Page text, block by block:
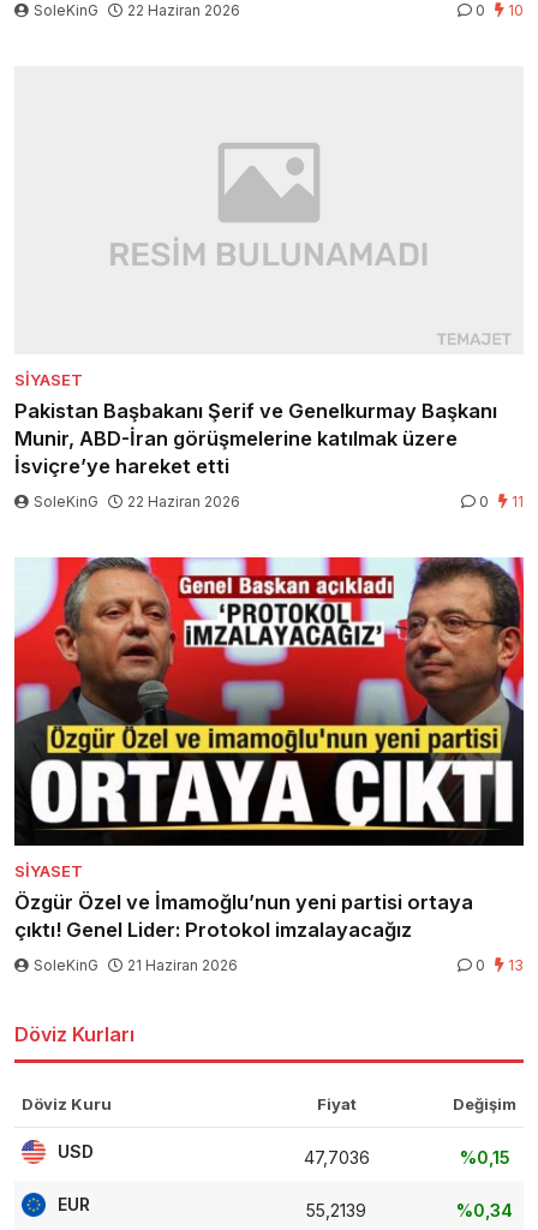
SoleKinG 22 Haziran 2026 0 10
SIYASET
Pakistan Başbakanı Şerif ve Genelkurmay Başkanı
Munir, ABD-İran görüşmelerine katılmak üzere
İsviçre’ye hareket etti
SoleKinG 22 Haziran 2026 0 11
SIYASET
Özgür Özel ve İmamoğlu’nun yeni partisi ortaya
çıktı! Genel Lider: Protokol imzalayacağız
SoleKinG 21 Haziran 2026 0 13
Döviz Kurları
Döviz Kuru Fiyat Değişim
USD 47,7036 %0,15
EUR 55,2139 %0,34